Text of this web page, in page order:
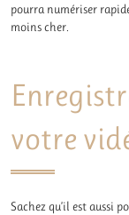
pourra numériser
moins cher.
votre
Sachez qu’il est aussi